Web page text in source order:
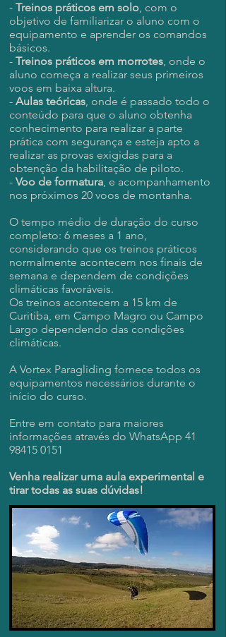
- Treinos práticos em solo, com o
objetivo de familiarizar o aluno com o
equipamento e aprender os comandos
básicos.
- Treinos práticos em morrotes, onde o
aluno começa a realizar seus primeiros
voos em baixa altura.
- Aulas teóricas, onde é passado todo o
conteúdo para que o aluno obtenha
conhecimento para realizar a parte
prática com segurança e esteja apto a
realizar as provas exigidas para a
obtenção da habilitação de piloto.
- Voo de formatura, e acompanhamento
nos próximos 20 voos de montanha.
O tempo médio de duração do curso
completo: 6 meses a 1 ano,
considerando que os treinos práticos
normalmente acontecem nos finais de
semana e dependem de condições
climáticas favoráveis.
Os treinos acontecem a 15 km de
Curitiba, em Campo Magro ou Campo
Largo dependendo das condições
climáticas.
A Vortex Paragliding fornece todos os
equipamentos necessários durante o
início do curso.
Entre em contato para maiores
informações através do WhatsApp 41
98415 0151
Venha realizar uma aula experimental e
tirar todas as suas dúvidas!